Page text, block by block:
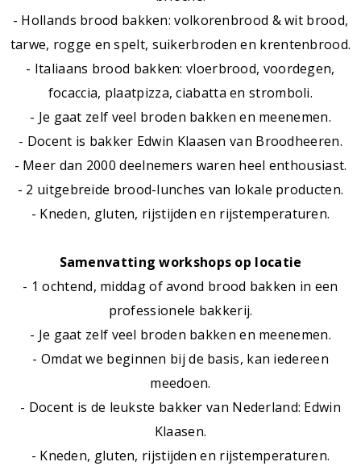
- Hollands brood bakken: volkorenbrood & wit brood,
tarwe, rogge en spelt, suikerbroden en krentenbrood.
- Italiaans brood bakken: vloerbrood, voordegen,
focaccia, plaatpizza, ciabatta en stromboli.
- Je gaat zelf veel broden bakken en meenemen.
- Docent is bakker Edwin Klaasen van Broodheeren.
- Meer dan 2000 deelnemers waren heel enthousiast.
- 2 uitgebreide brood-lunches van lokale producten.
- Kneden, gluten, rijstijden en rijstemperaturen.
Samenvatting workshops op locatie
- 1 ochtend, middag of avond brood bakken in een
professionele bakkerij.
- Je gaat zelf veel broden bakken en meenemen.
- Omdat we beginnen bij de basis, kan iedereen
meedoen.
- Docent is de leukste bakker van Nederland: Edwin
Klaasen.
- Kneden, gluten, rijstijden en rijstemperaturen.